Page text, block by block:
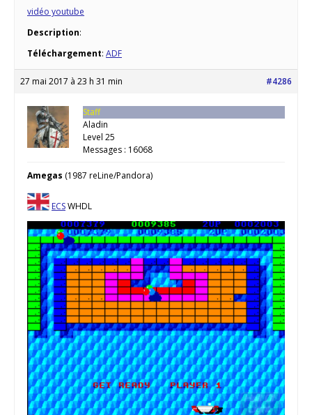
vidéo youtube
Description:
Téléchargement: ADF
27 mai 2017 à 23 h 31 min #4286
Staff
Aladin
Level 25
Messages : 16068
Amegas (1987 reLine/Pandora)
ECSWHDL